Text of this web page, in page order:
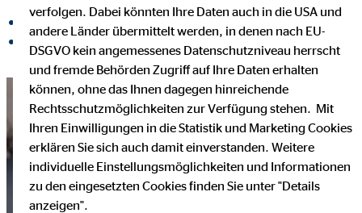
auf Facebook teilen
verfolgen. Dabei könnten Ihre Daten auch in die USA und
andere Länder übermittelt werden, in denen nach EU-
DSGVO kein angemessenes Datenschutzniveau herrscht
und fremde Behörden Zugriff auf Ihre Daten erhalten
können, ohne das Ihnen dagegen hinreichende
Rechtsschutzmöglichkeiten zur Verfügung stehen. Mit
Ihren Einwilligungen in die Statistik und Marketing Cookies
erklären Sie sich auch damit einverstanden. Weitere
individuelle Einstellungsmöglichkeiten und Informationen
zu den eingesetzten Cookies finden Sie unter "Details
anzeigen".